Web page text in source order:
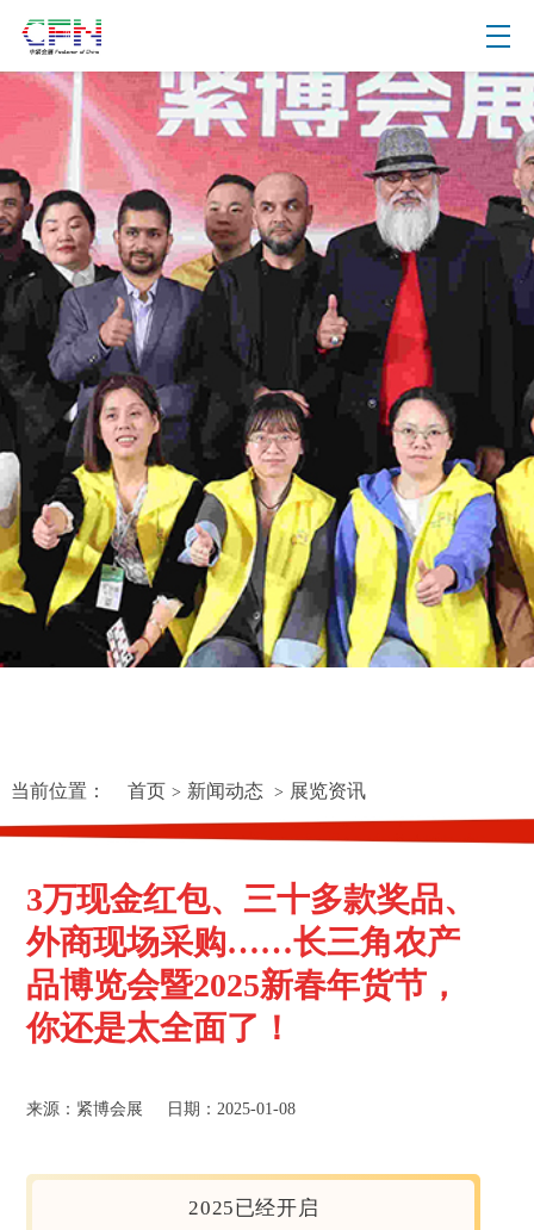
当前位置： 首页 > 新闻动态 > 展览资讯
3万现金红包、三十多款奖品、
外商现场采购……长三角农产
品博览会暨2025新春年货节，
你还是太全面了！
来源：紧博会展 日期：2025-01-08
2025已经开启